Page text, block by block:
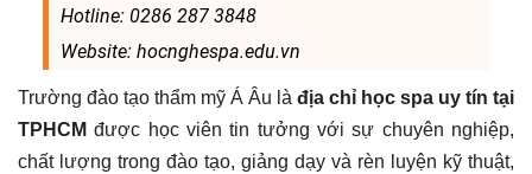
Hotline: 0286 287 3848
Website: hocnghespa.edu.vn
Trường đào tạo thẩm mỹ Á Âu là địa chỉ học spa uy tín tại
TPHCM được học viên tin tưởng với sự chuyên nghiệp,
chất lượng trong đào tạo, giảng dạy và rèn luyện kỹ thuật,